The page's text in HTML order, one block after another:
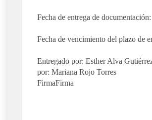
Fecha de entrega de documentación:
Fecha de vencimiento del plazo de
Entregado por: Esther Alva
por: Mariana Rojo Torres
FirmaFirma